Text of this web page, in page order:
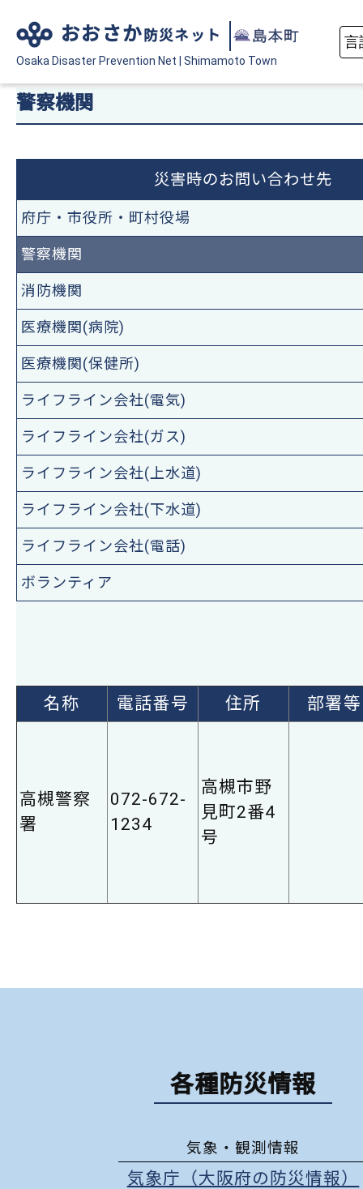
おおさか 防災ネット
Osaka Disaster Prevention Net Shimamoto Town
警察機関
災害時のお問い合わせ先
府庁・市役所・町村役場
警察機関
消防機関
医療機関(病院)
医療機関(保健所)
ライフライン会社(電気)
ライフライン会社(ガス)
ライフライン会社(上水道)
ライフライン会社(下水道)
ライフライン会社(電話)
ボランティア
名称 電話番号 住所 部署等
高槻警察
署
072-672-
1234
高槻市野
見町2番4
号
各種防災情報
気象・観測情報
気象庁（大阪府の防災情報）